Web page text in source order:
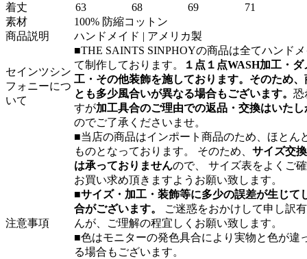
着丈
63 68 69
71
素材
100% 防縮コットン
商品説明
ハンドメイド | アメリカ製
セインツシン
フォニーにつ
いて
■THE SAINTS SINPHOYの商品は全てハンド
て制作しております。
１点１点WASH加工・
工・その他装飾を施しております。そのため、
とも多少風合いが異なる場合もございます。 恐
すが加工具合のご理由での返品・交換はいた
のでご了承くださいませ。
注意事項
■当店の商品はインポート商品のため、ほとん
ものとなっております。 そのため、 サイズ交
は承っておりませんので、 サイズ表をよくご
お買い求め頂きますようお願い致します。
■サイズ・加工・装飾等に多少の誤差が生じて
合がございます。
ご迷惑をおかけして申し訳
んが、ご理解の程宜しくお願い致します。
■色はモニターの発色具合により実物と色が違
る場合もございます。